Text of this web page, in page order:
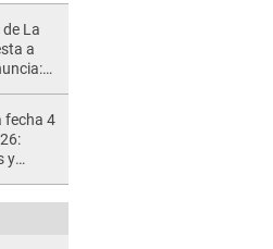
La
a
fecha 4
y